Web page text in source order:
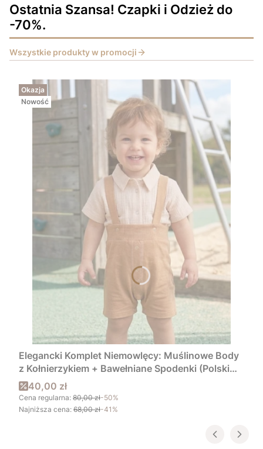
Ostatnia Szansa! Czapki i Odzież do
-70%.
Wszystkie produkty w promocji
Okazja
Nowość
Elegancki Komplet Niemowlęcy: Muślinowe Body
z Kołnierzykiem + Bawełniane Spodenki (Polski
Producent)
Cena promocyjna
40,00 zł
Cena regularna: 80,00 zł-50%
Najniższa cena: 68,00 zł-41%